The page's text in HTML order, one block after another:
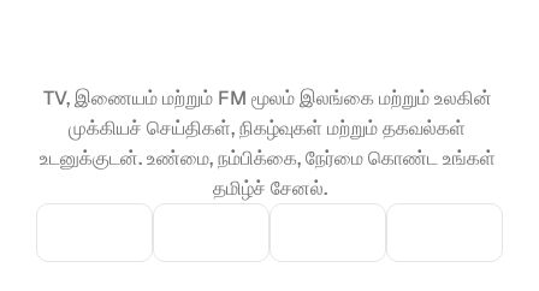
TV, இணையம் மற்றும் FM மூலம் இலங்கை மற்றும் உலகின்
முக்கியச் செய்திகள், நிகழ்வுகள் மற்றும் தகவல்கள்
உடனுக்குடன். உண்மை, நம்பிக்கை, நேர்மை கொண்ட உங்கள்
தமிழ்ச் சேனல்.